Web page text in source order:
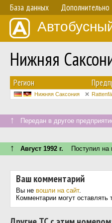
База данных Дополнительно
Нижняя
Регион
Нижняя Саксония
↑ Передан в другое
↑ Август 1992 г. Поступил на
Ваш комментарий
Вы не вошли на сайт.
Комментарии могут оставлять